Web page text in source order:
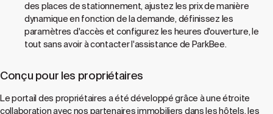
des places de stationnement, ajustez les prix de manière
dynamique en fonction de la demande, définissez les
paramètres d'accès et configurez les heures d'ouverture, le
tout sans avoir à contacter l'assistance de ParkBee.
Conçu pour les propriétaires
Le portail des propriétaires a été développé grâce à une étroite
collaboration avec nos partenaires immobiliers dans les hôtels, les